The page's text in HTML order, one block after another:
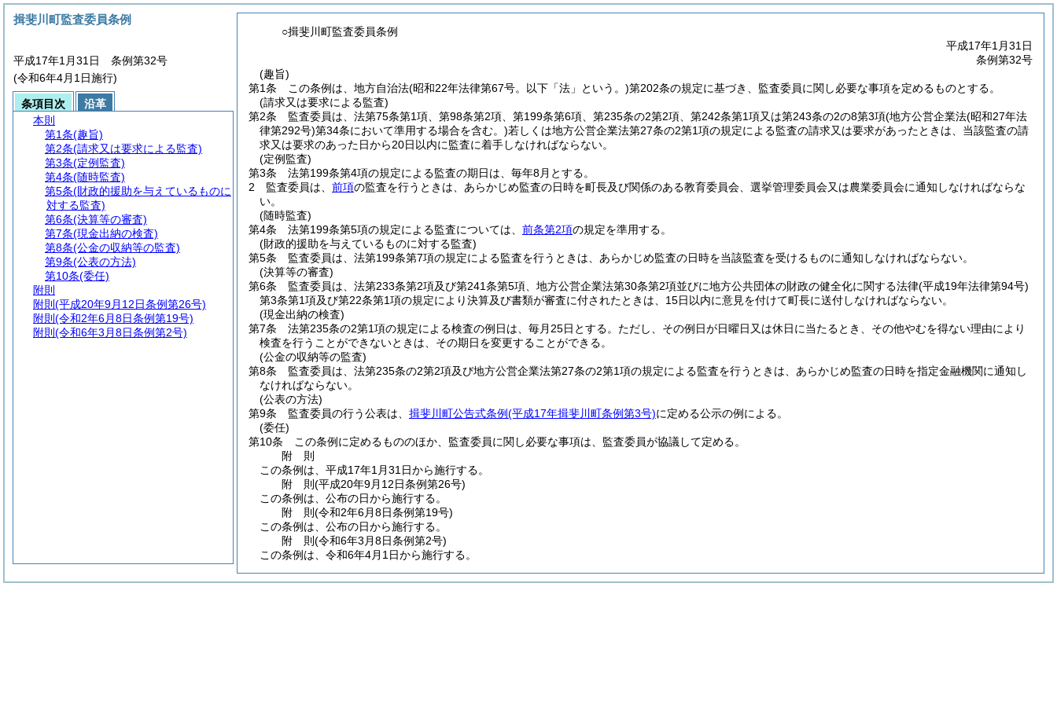
○揖斐川町監査委員条例
平成17年1月31日
条例第32号
(趣旨)
第1条
この条例は、地方自治法(昭和22年法律第67号。以下「法」という。)第202条の規定に基づき、監査委員に関し必要な事項を定めるものとする。
(請求又は要求による監査)
第2条
監査委員は、法第75条第1項、第98条第2項、第199条第6項、第235条の2第2項、第242条第1項又は第243条の2の8第3項(地方公営企業法(昭和27年法
律第292号)第34条において準用する場合を含む。)若しくは地方公営企業法第27条の2第1項の規定による監査の請求又は要求があったときは、当該監査の請
求又は要求のあった日から20日以内に監査に着手しなければならない。
(定例監査)
第3条
法第199条第4項の規定による監査の期日は、毎年8月とする。
2
監査委員は、 前項の監査を行うときは、あらかじめ監査の日時を町長及び関係のある教育委員会、選挙管理委員会又は農業委員会に通知しなければならな
い。
(随時監査)
第4条
法第199条第5項の規定による監査については、 前条第2項の規定を準用する。
(財政的援助を与えているものに対する監査)
第5条
監査委員は、法第199条第7項の規定による監査を行うときは、あらかじめ監査の日時を当該監査を受けるものに通知しなければならない。
(決算等の審査)
第6条
監査委員は、法第233条第2項及び第241条第5項、地方公営企業法第30条第2項並びに地方公共団体の財政の健全化に関する法律(平成19年法律第94号)
第3条第1項及び第22条第1項の規定により決算及び書類が審査に付されたときは、15日以内に意見を付けて町長に送付しなければならない。
(現金出納の検査)
第7条
法第235条の2第1項の規定による検査の例日は、毎月25日とする。 ただし、その例日が日曜日又は休日に当たるとき、その他やむを得ない理由により
検査を行うことができないときは、その期日を変更することができる。
(公金の収納等の監査)
第8条
監査委員は、法第235条の2第2項及び地方公営企業法第27条の2第1項の規定による監査を行うときは、あらかじめ監査の日時を指定金融機関に通知し
なければならない。
(公表の方法)
第9条
監査委員の行う公表は、 揖斐川町公告式条例(平成17年揖斐川町条例第3号)に定める公示の例による。
(委任)
第10条
この条例に定めるもののほか、監査委員に関し必要な事項は、監査委員が協議して定める。
附 則
この条例は、平成17年1月31日から施行する。
附 則(平成20年9月12日条例第26号)
この条例は、公布の日から施行する。
附 則(令和2年6月8日条例第19号)
この条例は、公布の日から施行する。
附 則(令和6年3月8日条例第2号)
この条例は、令和6年4月1日から施行する。
揖斐川町監査委員条例
平成17年1月31日 条例第32号
(令和6年4月1日施行)
条項目次
沿革
本則
第1条(趣旨)
第2条(請求又は要求による監査)
第3条(定例監査)
第4条(随時監査)
第5条(財政的援助を与えているものに
対する監査)
第6条(決算等の審査)
第7条(現金出納の検査)
第8条(公金の収納等の監査)
第9条(公表の方法)
第10条(委任)
附則
附則 (平成20年9月12日条例第26号)
附則 (令和2年6月8日条例第19号)
附則 (令和6年3月8日条例第2号)